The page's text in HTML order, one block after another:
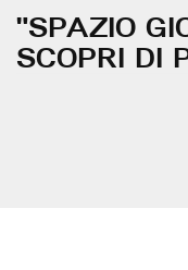
"SPAZIO
SCOPRI DI